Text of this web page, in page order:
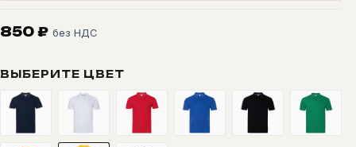
850 ₽ без НДС
ВЫБЕРИТЕ ЦВЕТ